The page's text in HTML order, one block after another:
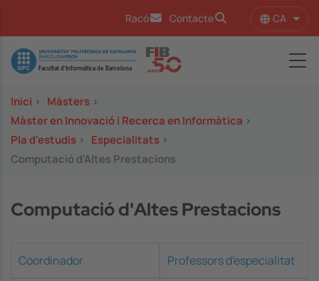
Racó Contacte CA
Image
Inici > Màsters >
Màster en Innovació i Recerca en Informàtica >
Pla d'estudis > Especialitats >
Computació d'Altes Prestacions
Computació d'Altes Prestacions
Coordinador Professors d'especialitat